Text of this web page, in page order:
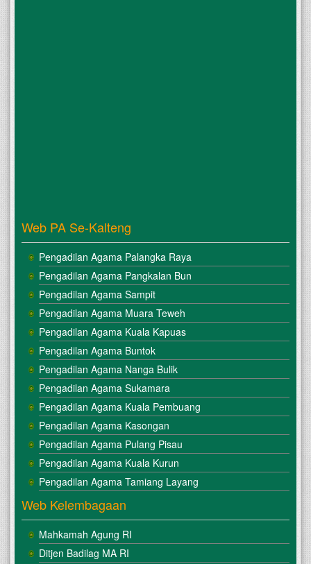
Web PA Se-Kalteng
Pengadilan Agama Palangka Raya
Pengadilan Agama Pangkalan Bun
Pengadilan Agama Sampit
Pengadilan Agama Muara Teweh
Pengadilan Agama Kuala Kapuas
Pengadilan Agama Buntok
Pengadilan Agama Nanga Bulik
Pengadilan Agama Sukamara
Pengadilan Agama Kuala Pembuang
Pengadilan Agama Kasongan
Pengadilan Agama Pulang Pisau
Pengadilan Agama Kuala Kurun
Pengadilan Agama Tamiang Layang
Web Kelembagaan
Mahkamah Agung RI
Ditjen Badilag MA RI